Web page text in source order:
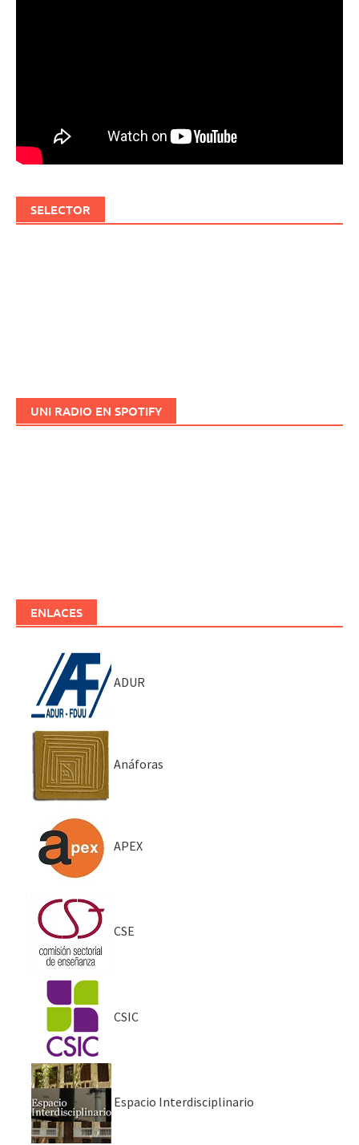
SELECTOR
UNI RADIO EN SPOTIFY
ENLACES
ADUR
Anáforas
APEX
CSE
CSIC
Espacio Interdisciplinario